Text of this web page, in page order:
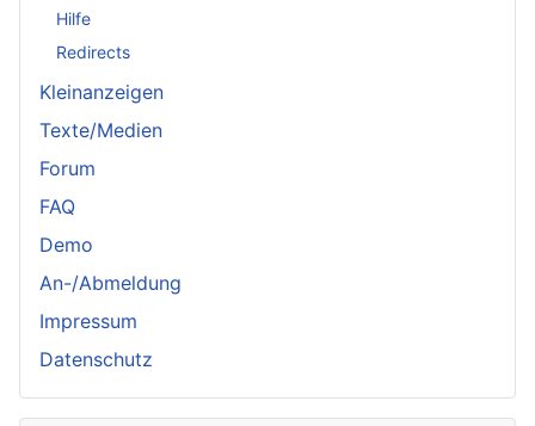
Hilfe
Redirects
Kleinanzeigen
Texte/Medien
Forum
FAQ
Demo
An-/Abmeldung
Impressum
Datenschutz